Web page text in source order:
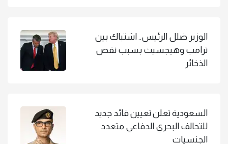
الوزير ضلل الرئيس.. اشتباك بين
ترامب وهيجسيث بسبب نقص
الذخائر
السعودية تعلن تعيين قائد جديد
للتحالف البحري الدفاعي متعدد
الجنسيات